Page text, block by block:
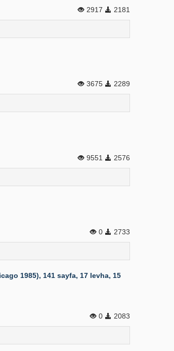
2917 2181
3675 2289
9551 2576
0 2733
1985), 141 sayfa, 17 levha, 15
0 2083